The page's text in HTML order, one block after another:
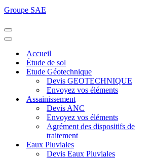
Groupe SAE
Menu
de
Menu
navigationAccueil
Étude de sol
Etude Géotechnique
Devis GEOTECHNIQUE
Envoyez vos éléments
Assainissement
Devis ANC
Envoyez vos éléments
Agrément des dispositifs de
traitement
Eaux Pluviales
Devis Eaux Pluviales